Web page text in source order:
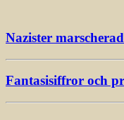
Nazister
Fantasisiffror och